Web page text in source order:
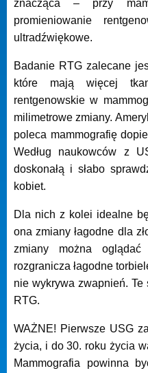
znacząca – przy
promieniowanie
ultradźwiękowe.
Badanie RTG zalecane
które mają więcej
rentgenowskie w
milimetrowe zmiany.
poleca mammografię
Według naukowców z
doskonałą i słabo
kobiet.
Dla nich z kolei idealne
ona zmiany łagodne dla
zmiany można
rozgranicza łagodne
nie wykrywa zwapnień.
RTG.
WAŻNE! Pierwsze USG
życia, i do 30. roku życia
Mammografia powinna